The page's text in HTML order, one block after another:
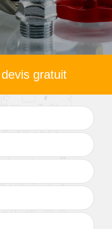
gratuit